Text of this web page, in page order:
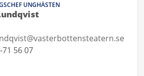
UNGHÄSTEN
71 56 07